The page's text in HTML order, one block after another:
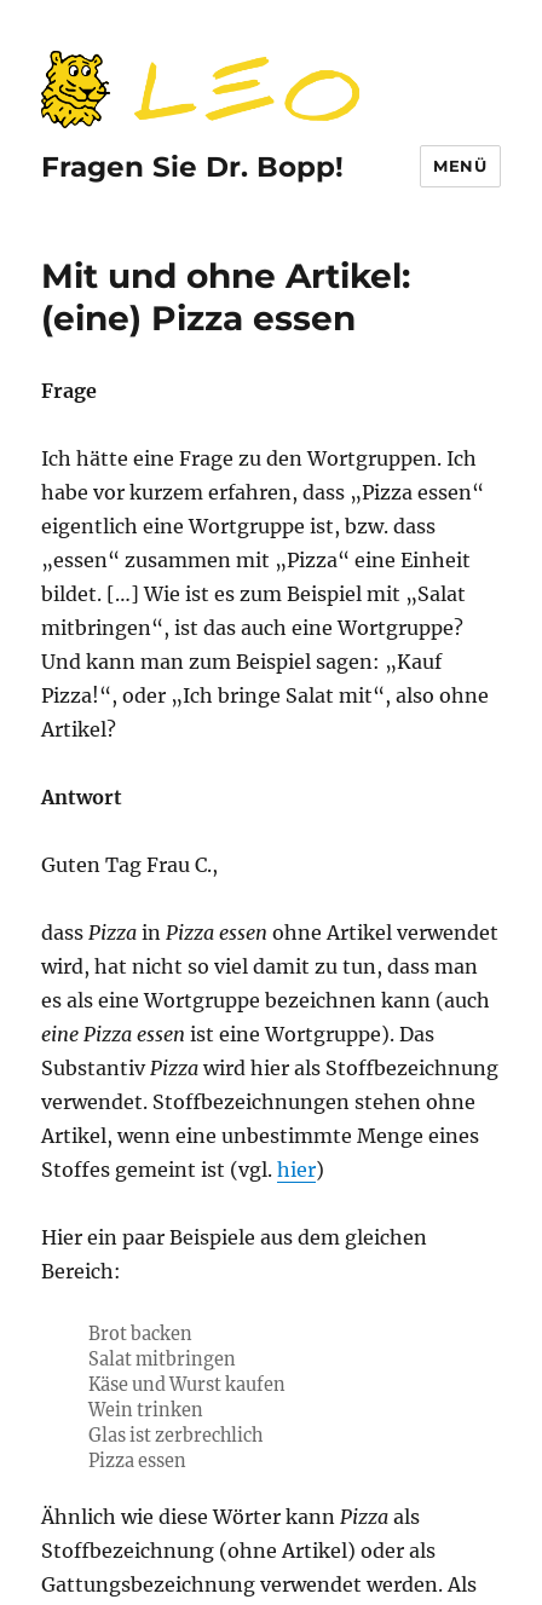
Fragen Sie Dr. Bopp! MENÜ
Mit und ohne Artikel:
(eine) Pizza essen
Frage
Ich hätte eine Frage zu den Wortgruppen. Ich
habe vor kurzem erfahren, dass „Pizza essen“
eigentlich eine Wortgruppe ist, bzw. dass
„essen“ zusammen mit „Pizza“ eine Einheit
bildet. […] Wie ist es zum Beispiel mit „Salat
mitbringen“, ist das auch eine Wortgruppe?
Und kann man zum Beispiel sagen: „Kauf
Pizza!“, oder „Ich bringe Salat mit“, also ohne
Artikel?
Antwort
Guten Tag Frau C.,
dassPizza inPizza essen ohne Artikel verwendet
wird, hat nicht so viel damit zu tun, dass man
es als eine Wortgruppe bezeichnen kann (auch
eine Pizza essen ist eine Wortgruppe). Das
SubstantivPizza wird hier als Stoffbezeichnung
verwendet. Stoffbezeichnungen stehen ohne
Artikel, wenn eine unbestimmte Menge eines
Stoffes gemeint ist (vgl.hier)
Hier ein paar Beispiele aus dem gleichen
Bereich:
Brot backen
Salat mitbringen
Käse und Wurst kaufen
Wein trinken
Glas ist zerbrechlich
Pizza essen
Ähnlich wie diese Wörter kannPizza als
Stoffbezeichnung (ohne Artikel) oder als
Gattungsbezeichnung verwendet werden. Als